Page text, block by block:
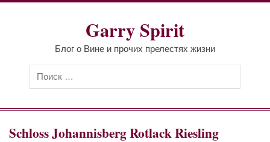
Перейти
Garry Spirit
Блог о Вине и прочих прелестях жизни
Schloss Johannisberg Rotlack Riesling